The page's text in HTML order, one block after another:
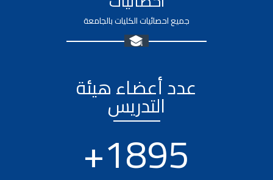
جميع احصائيات الكليات بالجامعة
عدد أعضاء هيئة
التدريس
2577
+